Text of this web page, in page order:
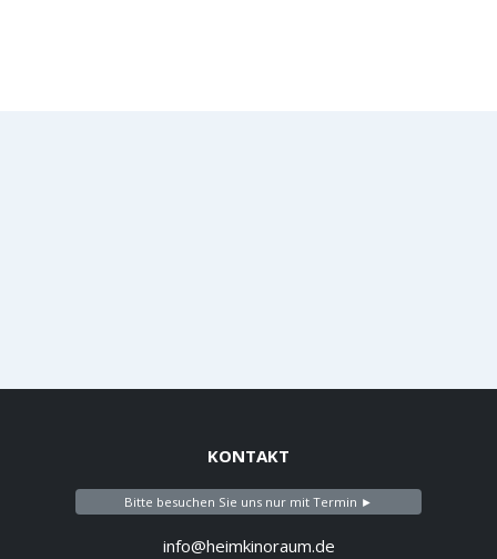
KONTAKT
Bitte besuchen Sie uns nur mit Termin ►
info@heimkinoraum.de